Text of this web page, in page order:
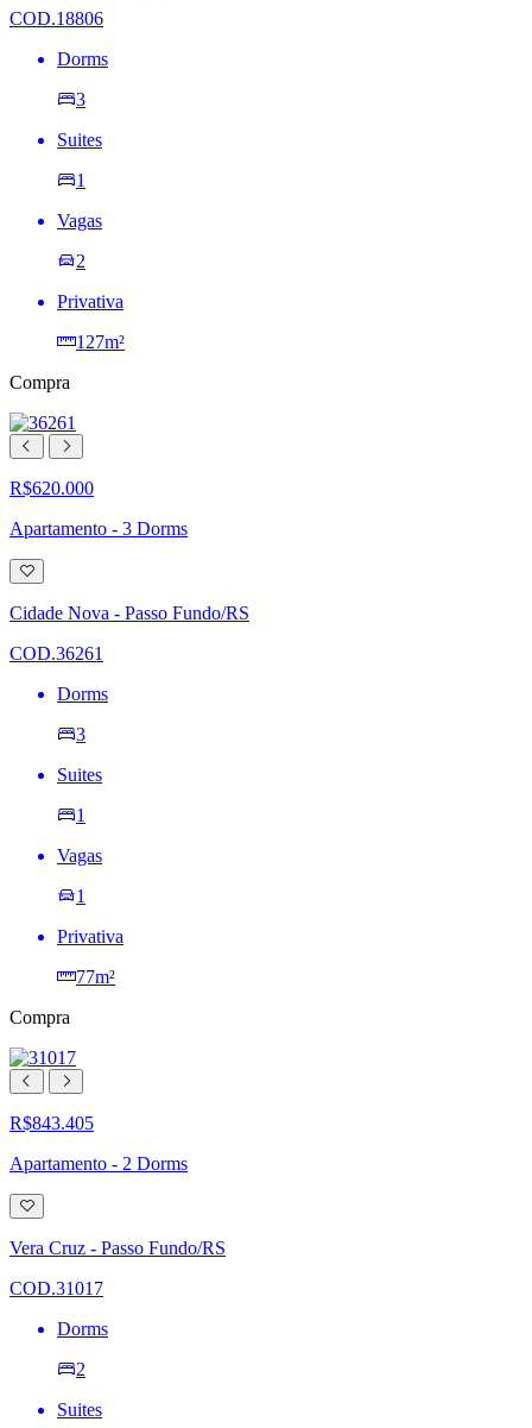
COD.18806
Dorms
3
Suites
1
Vagas
2
Privativa
127m²
Compra
R$620.000
Apartamento - 3 Dorms
Adicionar
à
lista
de
Cidade Nova - Passo Fundo/RS
COD.36261
Dorms
3
Suites
1
Vagas
1
Privativa
77m²
Compra
R$843.405
Apartamento - 2 Dorms
Adicionar
à
lista
de
Vera Cruz - Passo Fundo/RS
COD.31017
Dorms
2
Suites